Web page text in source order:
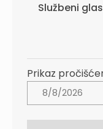
Službeni
Prikaz